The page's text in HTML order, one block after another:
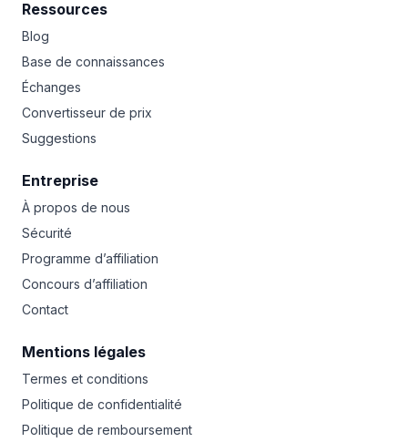
Ressources
Blog
Base de connaissances
Échanges
Convertisseur de prix
Suggestions
Entreprise
À propos de nous
Sécurité
Programme d’affiliation
Concours d’affiliation
Contact
Mentions légales
Termes et conditions
Politique de confidentialité
Politique de remboursement